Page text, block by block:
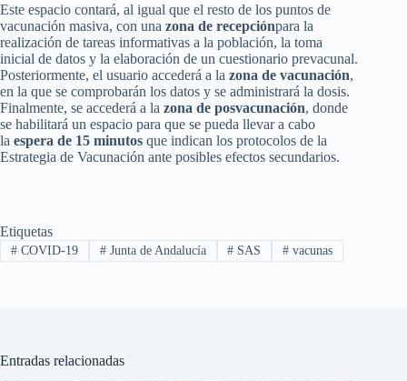
Este espacio contará, al igual que el resto de los puntos de
vacunación masiva, con una zona de recepciónpara la
realización de tareas informativas a la población, la toma
inicial de datos y la elaboración de un cuestionario prevacunal.
Posteriormente, el usuario accederá a la zona de vacunación,
en la que se comprobarán los datos y se administrará la dosis.
Finalmente, se accederá a la zona de posvacunación, donde
se habilitará un espacio para que se pueda llevar a cabo
la espera de 15 minutos que indican los protocolos de la
Estrategia de Vacunación ante posibles efectos secundarios.
Etiquetas
#COVID-19 #Junta de Andalucía # SAS # vacunas
Entradas relacionadas